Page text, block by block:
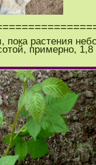
пока растения
примерно,